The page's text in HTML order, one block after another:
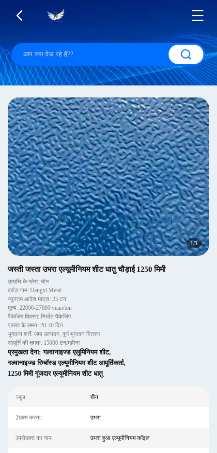
1/1
जस्ती जस्ता उभरा एल्यूमीनियम शीट धातु चौड़ाई 1250 मिमी
उत्पत्ति के प्लेस: चीन
ब्रांड नाम: Hangxi Metal
न्यूनतम आदेश मात्रा: 25 टन
मूल्य: 22000-27000 yuan/ton
पैकेजिंग विवरण: निर्यात पैकेजिंग
प्रसव के समय: 20-40 दिन
भुगतान शर्तें: जमा उत्पादन, पूर्ण भुगतान वितरण
आपूर्ति की क्षमता: 15000 टन/महीना
प्रमुखता देना:गल्वानाइज्ड एलुमिनियम शीट,
गल्वानाइज्ड रिम्बॉस्ड एल्यूमीनियम शीट आपूर्तिकर्ता,
1250 मिमी गूंजदार एल्यूमीनियम शीट धातु
1मूल: चीन
2खत्म करना: उभरा
3प्रोडक्ट का नाम: उभरा हुआ एल्यूमीनियम कॉइल